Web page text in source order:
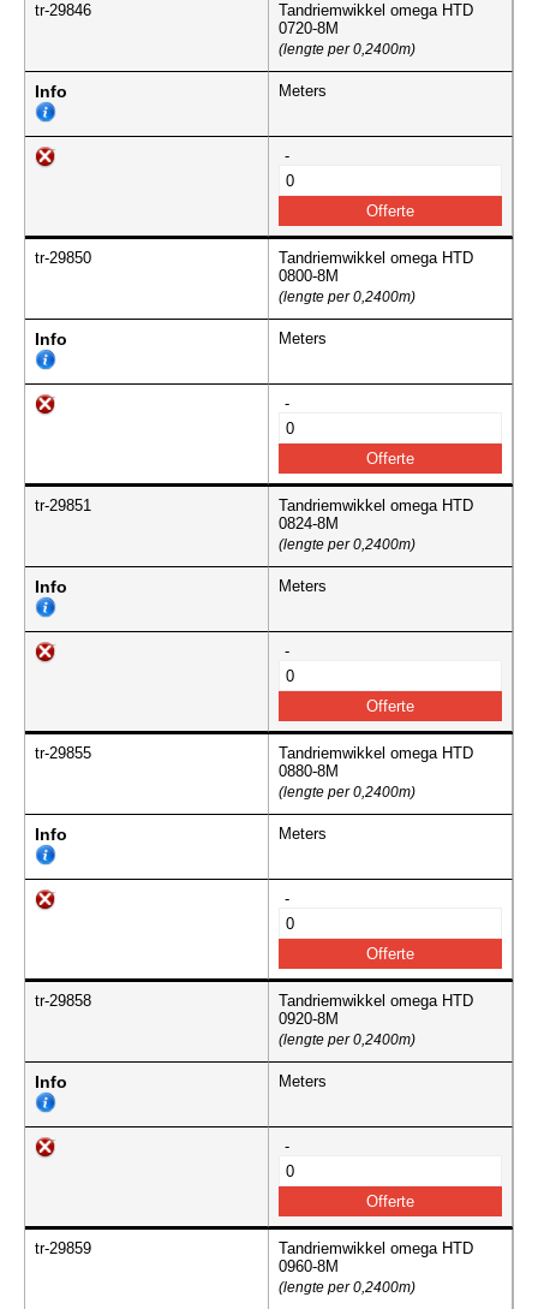
tr-29846
Tandriemwikkel omega HTD
0720-8M
(lengte per 0,2400m)
Info Meters
-
tr-29850
Tandriemwikkel omega HTD
0800-8M
(lengte per 0,2400m)
Info Meters
-
tr-29851
Tandriemwikkel omega HTD
0824-8M
(lengte per 0,2400m)
Info Meters
-
tr-29855
Tandriemwikkel omega HTD
0880-8M
(lengte per 0,2400m)
Info Meters
-
tr-29858
Tandriemwikkel omega HTD
0920-8M
(lengte per 0,2400m)
Info Meters
-
tr-29859
Tandriemwikkel omega HTD
0960-8M
(lengte per 0,2400m)